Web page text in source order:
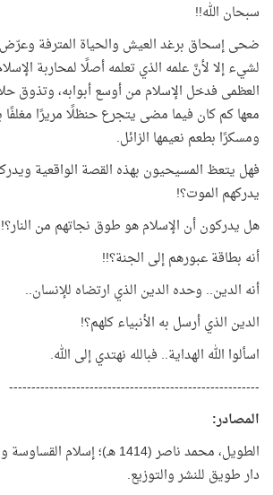
سبحان الله!!
ضحى إسحاق برغد العيش والحياة المترفة وعرّض
لشيء إلا لأنَّ علمه الذي تعلمه أصلًا لمحاربة
العظمى فدخل الإسلام من أوسع أبوابه، وتذوق
معها كم كان فيما مضى يتجرع حنظلًا مريرًا مغلفًا
ومسكرًا بطعم نعيمها الزائل.
فهل يتعظ المسيحيون بهذه القصة الواقعية
يدركهم الموت؟!
هل يدركون أن الإسلام هو طوق نجاتهم من النار؟!
أنه بطاقة عبورهم إلى الجنة؟!!
أنه الدين.. وحده الدين الذي ارتضاه للإنسان..
الدين الذي أرسل به الأنبياء كلهم؟!
اسألوا الله الهداية.. فبالله نهتدي إلى الله.
--------------------------------------------------------
المصادر:
الطويل، محمد ناصر (1414 هـ)؛
دار طويق للنشر والتوزيع.